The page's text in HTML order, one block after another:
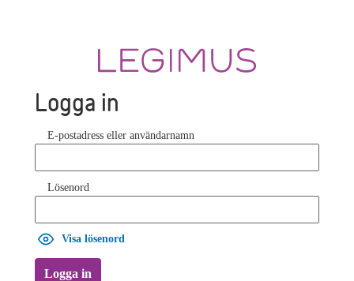
Logga in
E-postadress eller användarnamn
Lösenord
Visa lösenord
Logga in